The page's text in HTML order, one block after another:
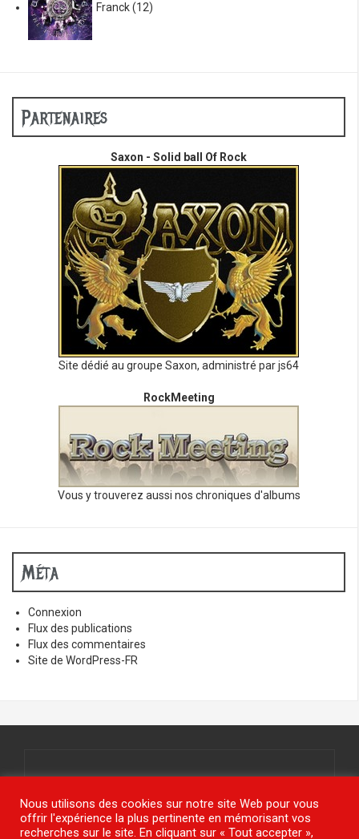
Franck(12)
Partenaires
Saxon - Solid ball Of Rock
Site dédié au groupe Saxon, administré par js64
RockMeeting
Vous y trouverez aussi nos chroniques d'albums
Méta
Connexion
Flux des publications
Flux des commentaires
Site de WordPress-FR
© www.jy-étais.com 2021
Nous utilisons des cookies sur notre site Web pour vous
offrir l'expérience la plus pertinente en mémorisant vos
recherches sur le site. En cliquant sur « Tout accepter »,